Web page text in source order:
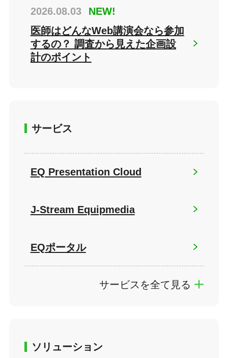
2026.08.03
NEW!
医師はどんなWeb講演会なら参加
するの？ 調査から見えた企画設
計のポイント
サービス
EQ Presentation Cloud
J-Stream Equipmedia
EQポータル
サービスを全て見る
ソリューション